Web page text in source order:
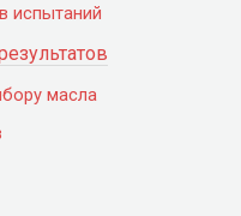
испытаний
масла